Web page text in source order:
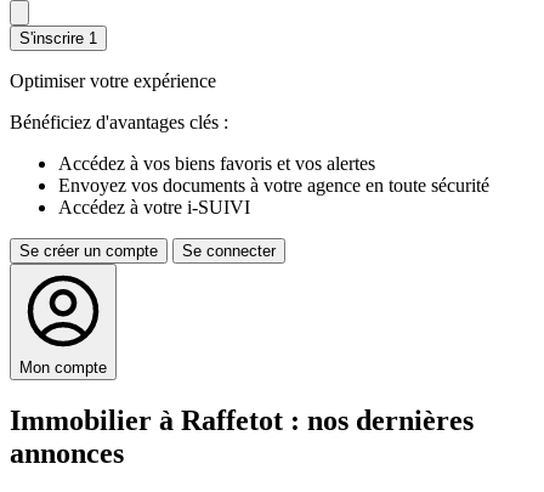
S'inscrire 1
Optimiser votre expérience
Bénéficiez d'avantages clés :
Accédez à vos biens favoris et vos alertes
Envoyez vos documents à votre agence en toute sécurité
Accédez à votre i-SUIVI
Se créer un compte Se connecter
Mon compte
Immobilier à Raffetot : nos dernières
annonces